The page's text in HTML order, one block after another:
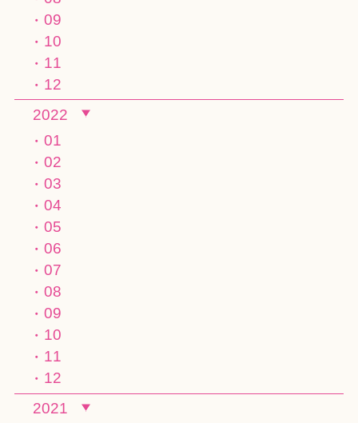
09
10
11
12
2022
01
02
03
04
05
06
07
08
09
10
11
12
2021